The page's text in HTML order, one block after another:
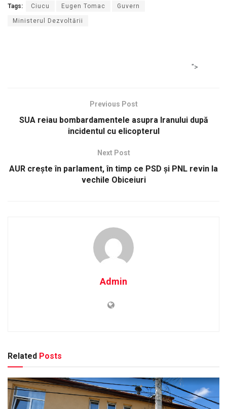
Tags: Ciucu Eugen Tomac Guvern
Ministerul Dezvoltării
">
Previous Post
SUA reiau bombardamentele asupra Iranului după
incidentul cu elicopterul
Next Post
AUR crește în parlament, în timp ce PSD și PNL revin la
vechile Obiceiuri
Admin
Related Posts